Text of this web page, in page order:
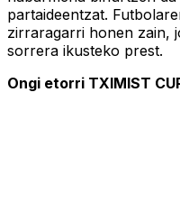
partaideentzat.
zirraragarri honen zain,
sorrera ikusteko prest.
Ongi etorri TXIMIST